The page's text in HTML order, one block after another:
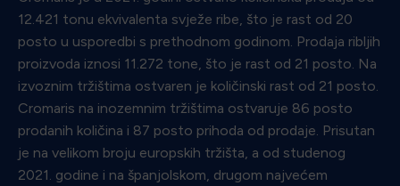
12.421 tonu ekvivalenta svježe ribe, što je rast od 20
posto u usporedbi s prethodnom godinom. Prodaja ribljih
proizvoda iznosi 11.272 tone, što je rast od 21 posto. Na
izvoznim tržištima ostvaren je količinski rast od 21 posto.
Cromaris na inozemnim tržištima ostvaruje 86 posto
prodanih količina i 87 posto prihoda od prodaje. Prisutan
je na velikom broju europskih tržišta, a od studenog
2021. godine i na španjolskom, drugom najvećem